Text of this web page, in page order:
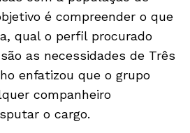
é compreender o que
qual o perfil procurado
as necessidades de Três
enfatizou que o grupo
companheiro
o cargo.